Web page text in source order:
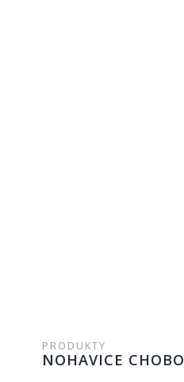
PRODUKTY
NOHAVICE CHOBO